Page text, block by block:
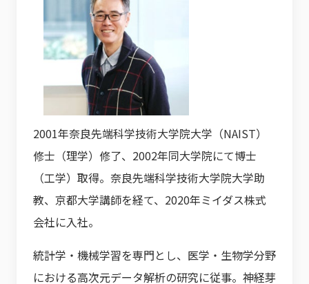
2001年奈良先端科学技術大学院大学（NAIST）
修士（理学）修了、2002年同大学院にて博士
（工学）取得。奈良先端科学技術大学院大学助
教、京都大学講師を経て、2020年ミイダス株式
会社に入社。
統計学・機械学習を専門とし、医学・生物学分野
における高次元データ解析の研究に従事。神経芽